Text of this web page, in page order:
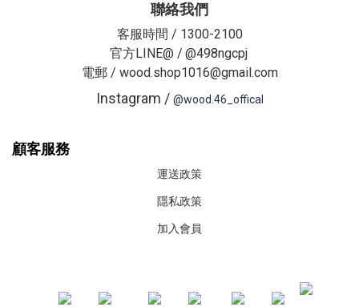
聯絡我們
客服時間 / 1300-2100
官方LINE@ / @498ngcpj
電郵 / wood.shop1016@gmail.com
Instagram / @wood.46_offical
顧客服務
運送政策
隱私政策
加入會員